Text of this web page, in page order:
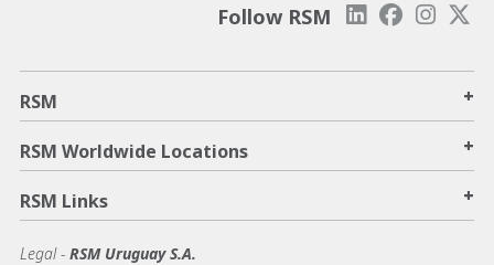
Follow RSM
RSM +
RSM Worldwide Locations +
RSM Links +
Legal - RSM Uruguay S.A.